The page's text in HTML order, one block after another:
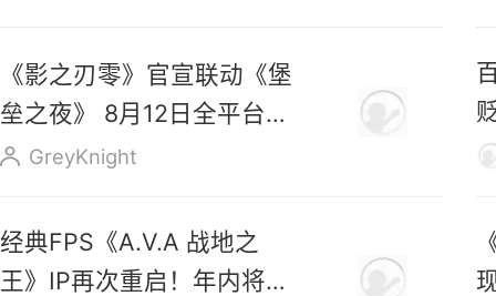
《影之刃零》官宣联动《堡
垒之夜》 8月12日全平台预
售 GreyKnight
经典FPS《A.V.A 战地之
王》IP再次重启！年内将正